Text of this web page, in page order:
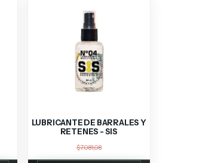
LUBRICANTE DE BARRALES Y
RETENES - SIS
$7.081,08